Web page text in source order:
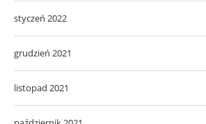
styczeń 2022
grudzień 2021
listopad 2021